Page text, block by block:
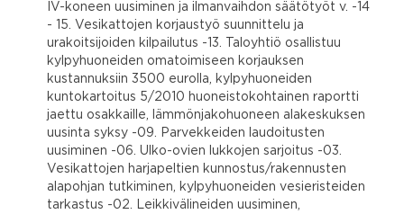
IV-koneen uusiminen ja ilmanvaihdon säätötyöt v. -14
- 15. Vesikattojen korjaustyö suunnittelu ja
urakoitsijoiden kilpailutus -13. Taloyhtiö osallistuu
kylpyhuoneiden omatoimiseen korjauksen
kustannuksiin 3500 eurolla, kylpyhuoneiden
kuntokartoitus 5/2010 huoneistokohtainen raportti
jaettu osakkaille, lämmönjakohuoneen alakeskuksen
uusinta syksy -09. Parvekkeiden laudoitusten
uusiminen -06. Ulko-ovien lukkojen sarjoitus -03.
Vesikattojen harjapeltien kunnostus/rakennusten
alapohjan tutkiminen, kylpyhuoneiden vesieristeiden
tarkastus -02. Leikkivälineiden uusiminen,